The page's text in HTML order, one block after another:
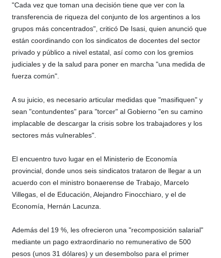
"Cada vez que toman una decisión tiene que ver con la
transferencia de riqueza del conjunto de los argentinos a los
grupos más concentrados", criticó De Isasi, quien anunció que
están coordinando con los sindicatos de docentes del sector
privado y público a nivel estatal, así como con los gremios
judiciales y de la salud para poner en marcha "una medida de
fuerza común".
A su juicio, es necesario articular medidas que "masifiquen" y
sean "contundentes" para "torcer" al Gobierno "en su camino
implacable de descargar la crisis sobre los trabajadores y los
sectores más vulnerables".
El encuentro tuvo lugar en el Ministerio de Economía
provincial, donde unos seis sindicatos trataron de llegar a un
acuerdo con el ministro bonaerense de Trabajo, Marcelo
Villegas, el de Educación, Alejandro Finocchiaro, y el de
Economía, Hernán Lacunza.
Además del 19 %, les ofrecieron una "recomposición salarial"
mediante un pago extraordinario no remunerativo de 500
pesos (unos 31 dólares) y un desembolso para el primer